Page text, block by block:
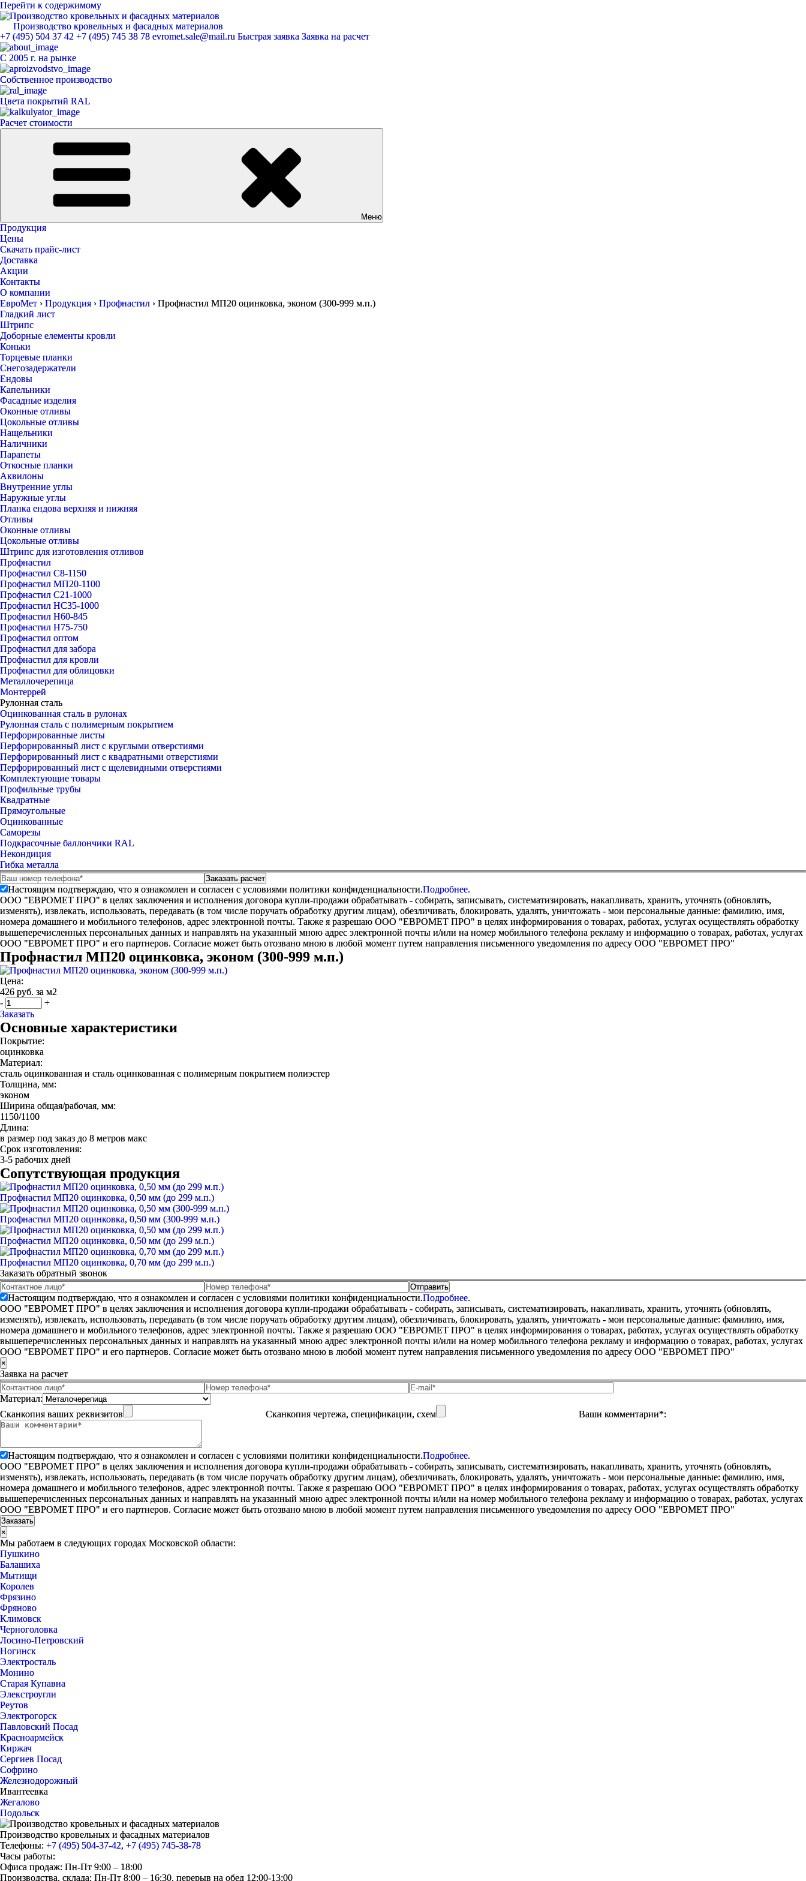
Перейти к содержимому
Производство кровельных и фасадных материалов
ЕвроМет
+7 (495) 504 37 42 +7 (495) 745 38 78 evromet.sale@mail.ru Быстрая заявка Заявка на расчет
С 2005 г. на рынке
Собственное производство
Цвета покрытий RAL
Расчет стоимости
Меню
Продукция
Цены
Скачать прайс-лист
Доставка
Акции
Контакты
О компании
ЕвроМет › Продукция › Профнастил › Профнастил МП20 оцинковка, эконом (300-999 м.п.)
Гладкий лист
Штрипс
Доборные елементы кровли
Коньки
Торцевые планки
Снегозадержатели
Ендовы
Капельники
Фасадные изделия
Оконные отливы
Цокольные отливы
Нащельники
Наличники
Парапеты
Откосные планки
Аквилоны
Внутренние углы
Наружные углы
Планка ендова верхняя и нижняя
Отливы
Оконные отливы
Цокольные отливы
Штрипс для изготовления отливов
Профнастил
Профнастил С8-1150
Профнастил МП20-1100
Профнастил С21-1000
Профнастил НС35-1000
Профнастил Н60-845
Профнастил Н75-750
Профнастил оптом
Профнастил для забора
Профнастил для кровли
Профнастил для облицовки
Металлочерепица
Монтеррей
Рулонная сталь
Оцинкованная сталь в рулонах
Рулонная сталь с полимерным покрытием
Перфорированные листы
Перфорированный лист с круглыми отверстиями
Перфорированный лист с квадратными отверстиями
Перфорированный лист с щелевидными отверстиями
Комплектующие товары
Профильные трубы
Квадратные
Прямоугольные
Оцинкованные
Саморезы
Подкрасочные баллончики RAL
Некондиция
Гибка металла
Настоящим подтверждаю, что я ознакомлен и согласен с условиями политики конфиденциальности.Подробнее.
ООО "ЕВРОМЕТ ПРО" в целях заключения и исполнения договора купли-продажи обрабатывать - собирать, записывать, систематизировать, накапливать, хранить, уточнять (обновлять,
изменять), извлекать, использовать, передавать (в том числе поручать обработку другим лицам), обезличивать, блокировать, удалять, уничтожать - мои персональные данные: фамилию, имя,
номера домашнего и мобильного телефонов, адрес электронной почты. Также я разрешаю ООО "ЕВРОМЕТ ПРО" в целях информирования о товарах, работах, услугах осуществлять обработку
вышеперечисленных персональных данных и направлять на указанный мною адрес электронной почты и/или на номер мобильного телефона рекламу и информацию о товарах, работах, услугах
ООО "ЕВРОМЕТ ПРО" и его партнеров. Согласие может быть отозвано мною в любой момент путем направления письменного уведомления по адресу ООО "ЕВРОМЕТ ПРО"
Профнастил МП20 оцинковка, эконом (300-999 м.п.)
Цена:
426 руб. за м2
-
+
Заказать
Основные характеристики
Покрытие:
оцинковка
Материал:
сталь оцинкованная и сталь оцинкованная с полимерным покрытием полиэстер
Толщина, мм:
эконом
Ширина общая/рабочая, мм:
1150/1100
Длина:
в размер под заказ до 8 метров макс
Срок изготовления:
3-5 рабочих дней
Сопутствующая продукция
Профнастил МП20 оцинковка, 0,50 мм (до 299 м.п.)
Профнастил МП20 оцинковка, 0,50 мм (300-999 м.п.)
Профнастил МП20 оцинковка, 0,50 мм (до 299 м.п.)
Профнастил МП20 оцинковка, 0,70 мм (до 299 м.п.)
Заказать обратный звонок
Настоящим подтверждаю, что я ознакомлен и согласен с условиями политики конфиденциальности.Подробнее.
ООО "ЕВРОМЕТ ПРО" в целях заключения и исполнения договора купли-продажи обрабатывать - собирать, записывать, систематизировать, накапливать, хранить, уточнять (обновлять,
изменять), извлекать, использовать, передавать (в том числе поручать обработку другим лицам), обезличивать, блокировать, удалять, уничтожать - мои персональные данные: фамилию, имя,
номера домашнего и мобильного телефонов, адрес электронной почты. Также я разрешаю ООО "ЕВРОМЕТ ПРО" в целях информирования о товарах, работах, услугах осуществлять обработку
вышеперечисленных персональных данных и направлять на указанный мною адрес электронной почты и/или на номер мобильного телефона рекламу и информацию о товарах, работах, услугах
ООО "ЕВРОМЕТ ПРО" и его партнеров. Согласие может быть отозвано мною в любой момент путем направления письменного уведомления по адресу ООО "ЕВРОМЕТ ПРО"
×
Заявка на расчет
Материал:
Сканкопия ваших реквизитов
Сканкопия чертежа, спецификации, схем Ваши комментарии*:
Настоящим подтверждаю, что я ознакомлен и согласен с условиями политики конфиденциальности.Подробнее.
ООО "ЕВРОМЕТ ПРО" в целях заключения и исполнения договора купли-продажи обрабатывать - собирать, записывать, систематизировать, накапливать, хранить, уточнять (обновлять,
изменять), извлекать, использовать, передавать (в том числе поручать обработку другим лицам), обезличивать, блокировать, удалять, уничтожать - мои персональные данные: фамилию, имя,
номера домашнего и мобильного телефонов, адрес электронной почты. Также я разрешаю ООО "ЕВРОМЕТ ПРО" в целях информирования о товарах, работах, услугах осуществлять обработку
вышеперечисленных персональных данных и направлять на указанный мною адрес электронной почты и/или на номер мобильного телефона рекламу и информацию о товарах, работах, услугах
ООО "ЕВРОМЕТ ПРО" и его партнеров. Согласие может быть отозвано мною в любой момент путем направления письменного уведомления по адресу ООО "ЕВРОМЕТ ПРО"
×
Мы работаем в следующих городах Московской области:
Пушкино
Балашиха
Мытищи
Королев
Фрязино
Фряново
Климовск
Черноголовка
Лосино-Петровский
Ногинск
Электросталь
Монино
Старая Купавна
Элекстроугли
Реутов
Электрогорск
Павловский Посад
Красноармейск
Киржач
Сергиев Посад
Софрино
Железнодорожный
Ивантеевка
Жегалово
Подольск
Производство кровельных и фасадных материалов
Телефоны: +7 (495) 504-37-42, +7 (495) 745-38-78
Часы работы:
Офиса продаж: Пн-Пт 9:00 – 18:00
Производства, склада: Пн-Пт 8:00 – 16:30, перерыв на обед 12:00-13:00